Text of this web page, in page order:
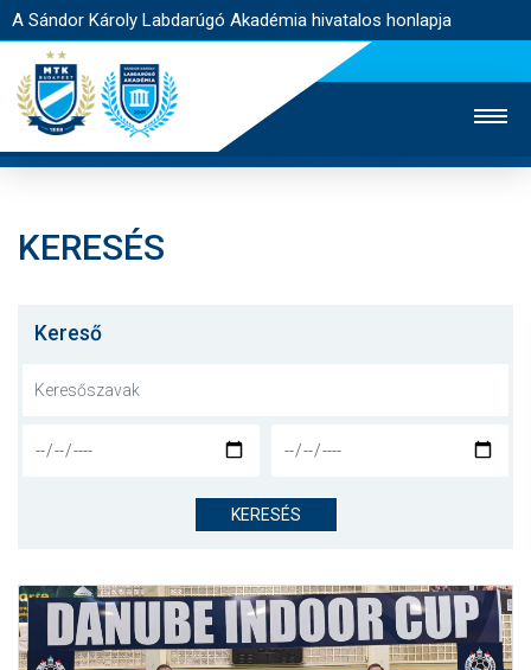
A Sándor Károly Labdarúgó Akadémia hivatalos honlapja
JEGYÉRTÉKESÍTÉS
NYITÓLAP
AKADÉMIA
MÉRKŐZÉSEK
KERESÉS
Kereső
KERESÉS